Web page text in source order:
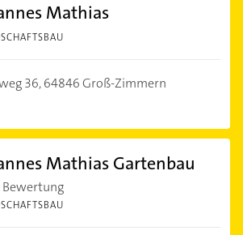
Mathias
36,64846 Groß-Zimmern
Mathias Gartenbau
Bewertung